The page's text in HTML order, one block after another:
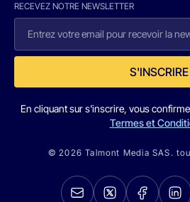
RECEVEZ NOTRE NEWSLETTER
S'INSCRIRE
En cliquant sur s'inscrire, vous
Termes et
© 2026 Talmont Media SAS.